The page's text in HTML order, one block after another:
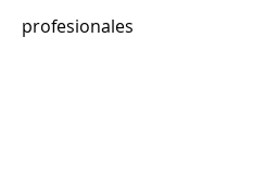
profesionales